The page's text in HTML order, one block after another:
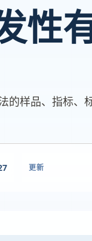
性
的样品、指标、
更新